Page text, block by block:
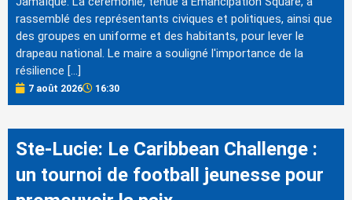
rassemblé des représentants civiques et politiques, ainsi que
des groupes en uniforme et des habitants, pour lever le
drapeau national. Le maire a souligné l'importance de la
résilience […]
7 août 2026 16:30
Ste-Lucie: Le Caribbean Challenge :
un tournoi de football jeunesse pour